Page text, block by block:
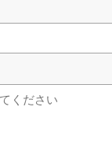
YouTube Music の
・YouTube Music